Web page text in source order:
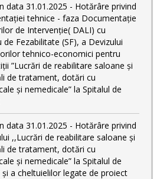
data 31.01.2025 - Hotărâre privind
tehnice - faza Documentație
de Intervenție( DALI) cu
Fezabilitate (SF), a Devizului
tehnico-economici pentru
”Lucrări de reabilitare saloane și
de tratament, dotări cu
și nemedicale” la Spitalul de
data 31.01.2025 - Hotărâre privind
,,Lucrări de reabilitare saloane și
de tratament, dotări cu
și nemedicale” la Spitalul de
a cheltuielilor legate de proiect